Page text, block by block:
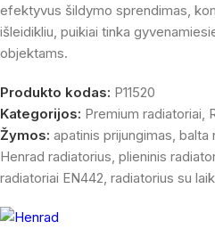
efektyvus šildymo sprendimas,
išleidikliu, puikiai tinka
objektams.
Produkto kodas: P11520
Kategorijos: Premium radiatoriai
Žymos: apatinis prijungimas balta
Henrad radiatorius plieninis
radiatoriai EN442 radiatorius su